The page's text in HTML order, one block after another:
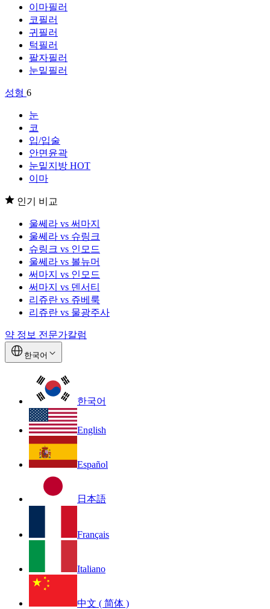
이마필러
코필러
귀필러
턱필러
팔자필러
눈밑필러
성형 6
눈
코
입/입술
안면윤곽
눈밑지방 HOT
이마
인기 비교
울쎄라 vs 써마지
울쎄라 vs 슈링크
슈링크 vs 인모드
울쎄라 vs 볼뉴머
써마지 vs 인모드
써마지 vs 덴서티
리쥬란 vs 쥬베룩
리쥬란 vs 물광주사
약 정보 전문가칼럼
한국어
한국어
English
Español
日本語
Français
Italiano
中文 ( 简体 )